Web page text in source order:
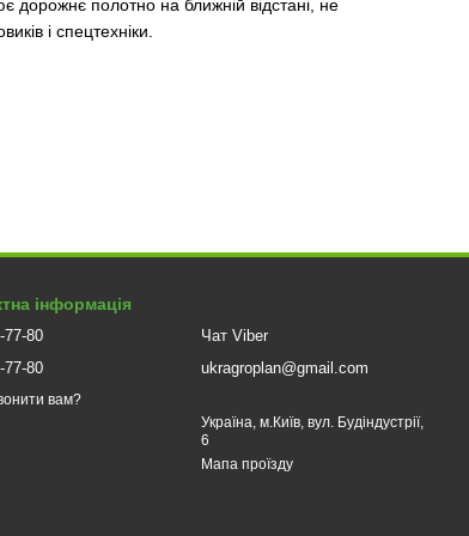
дорожнє полотно на ближній відстані, не
і спецтехніки.
інформація
77-80
77-80
вам?
Чат Viber
ukragroplan@gmail.com
Україна, м.Київ, вул. Будіндустрії,
6
Мапа проїзду